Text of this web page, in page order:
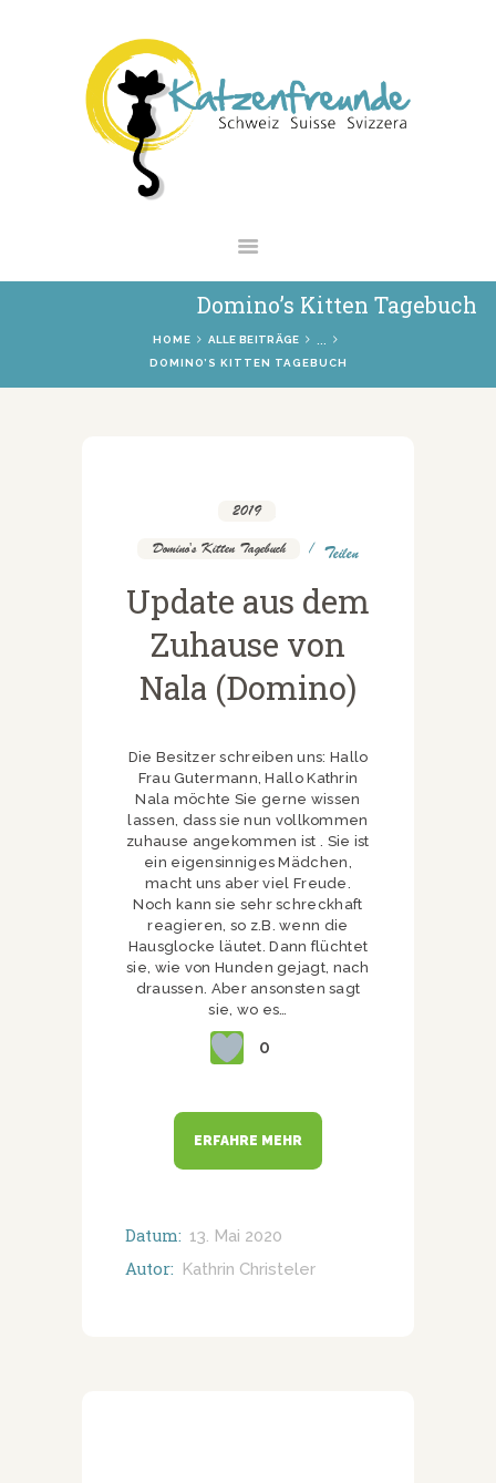
Domino’s Kitten Tagebuch
HOME ALLE BEITRÄGE
DOMINO’S KITTEN TAGEBUCH
NEWS
VERMITTLUNG
INTERESSANTES
SHOP
2019
Domino's Kitten Tagebuch Teilen
Update aus dem
Zuhause von
Nala (Domino)
Die Besitzer schreiben uns: Hallo
Frau Gutermann, Hallo Kathrin
Nala möchte Sie gerne wissen
lassen, dass sie nun vollkommen
zuhause angekommen ist . Sie ist
ein eigensinniges Mädchen,
macht uns aber viel Freude.
Noch kann sie sehr schreckhaft
reagieren, so z.B. wenn die
Hausglocke läutet. Dann flüchtet
sie, wie von Hunden gejagt, nach
draussen. Aber ansonsten sagt
sie, wo es…
0
ERFAHRE MEHR
Datum: 13. Mai 2020
Autor: Kathrin Christeler